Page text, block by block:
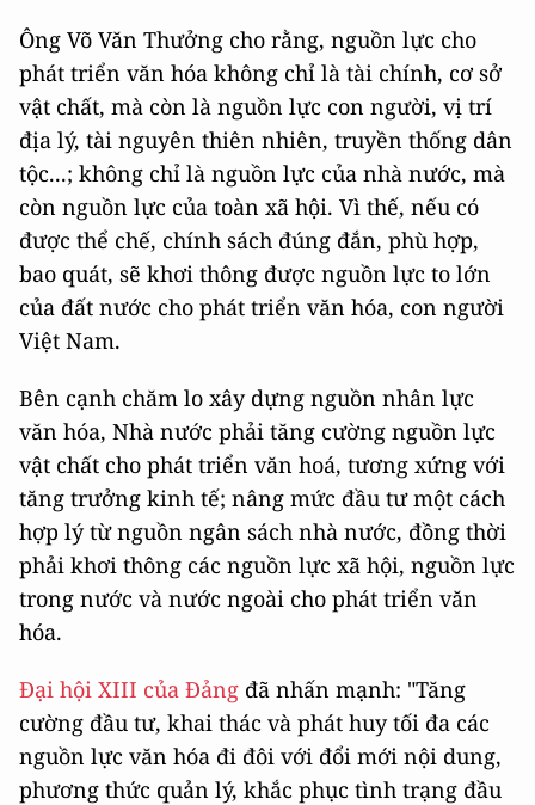
Ông Võ Văn Thưởng cho rằng, nguồn lực cho
phát triển văn hóa không chỉ là tài chính, cơ sở
vật chất, mà còn là nguồn lực con người, vị trí
địa lý, tài nguyên thiên nhiên, truyền thống dân
tộc...; không chỉ là nguồn lực của nhà nước, mà
còn nguồn lực của toàn xã hội. Vì thế, nếu có
được thể chế, chính sách đúng đắn, phù hợp,
bao quát, sẽ khơi thông được nguồn lực to lớn
của đất nước cho phát triển văn hóa, con người
Việt Nam.
Bên cạnh chăm lo xây dựng nguồn nhân lực
văn hóa, Nhà nước phải tăng cường nguồn lực
vật chất cho phát triển văn hoá, tương xứng với
tăng trưởng kinh tế; nâng mức đầu tư một cách
hợp lý từ nguồn ngân sách nhà nước, đồng thời
phải khơi thông các nguồn lực xã hội, nguồn lực
trong nước và nước ngoài cho phát triển văn
hóa.
Đại hội XIII của Đảng đã nhấn mạnh: "Tăng
cường đầu tư, khai thác và phát huy tối đa các
nguồn lực văn hóa đi đôi với đổi mới nội dung,
phương thức quản lý, khắc phục tình trạng đầu